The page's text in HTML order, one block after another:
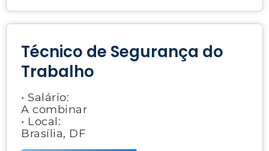
Técnico de Segurança do
Trabalho
• Salário:
A combinar
• Local:
Brasília, DF